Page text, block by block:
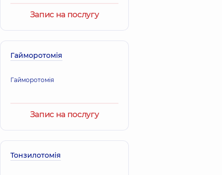
Запис на послугу
Гайморотомія
Гайморотомія
Запис на послугу
Тонзилотомія